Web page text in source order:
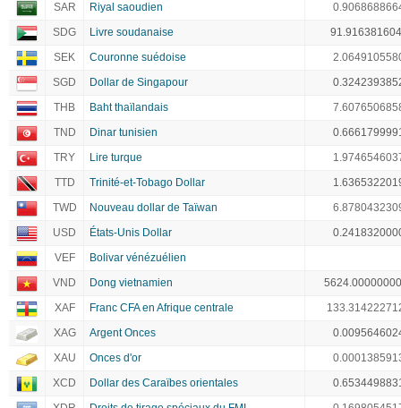
SAR
Riyal saoudien
SDG
Livre soudanaise
SEK
Couronne suédoise
SGD
Dollar de Singapour
THB
Baht thaïlandais
TND
Dinar tunisien
TRY
Lire turque
TTD
Trinité-et-Tobago Dollar
TWD
Nouveau dollar de Taïwan
USD
États-Unis Dollar
VEF
Bolivar vénézuélien
VND
Dong vietnamien
XAF
Franc CFA en Afrique centrale
XAG
Argent Onces
XAU
Onces d'or
XCD
Dollar des Caraïbes orientales